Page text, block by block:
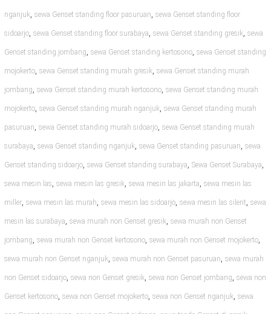
nganjuk, sewa Genset standing floor pasuruan, sewa Genset standing floor
sidoarjo, sewa Genset standing floor surabaya, sewa Genset standing gresik, sewa
Genset standing jombang, sewa Genset standing kertosono, sewa Genset standing
mojokerto, sewa Genset standing murah gresik, sewa Genset standing murah
jombang, sewa Genset standing murah kertosono, sewa Genset standing murah
mojokerto, sewa Genset standing murah nganjuk, sewa Genset standing murah
pasuruan, sewa Genset standing murah sidoarjo, sewa Genset standing murah
surabaya, sewa Genset standing nganjuk, sewa Genset standing pasuruan, sewa
Genset standing sidoarjo, sewa Genset standing surabaya, Sewa Genset Surabaya,
sewa mesin las, sewa mesin las gresik, sewa mesin las jakarta, sewa mesin las
miller, sewa mesin las murah, sewa mesin las sidoarjo, sewa mesin las silent, sewa
mesin las surabaya, sewa murah non Genset gresik, sewa murah non Genset
jombang, sewa murah non Genset kertosono, sewa murah non Genset mojokerto,
sewa murah non Genset nganjuk, sewa murah non Genset pasuruan, sewa murah
non Genset sidoarjo, sewa non Genset gresik, sewa non Genset jombang, sewa non
Genset kertosono, sewa non Genset mojokerto, sewa non Genset nganjuk, sewa